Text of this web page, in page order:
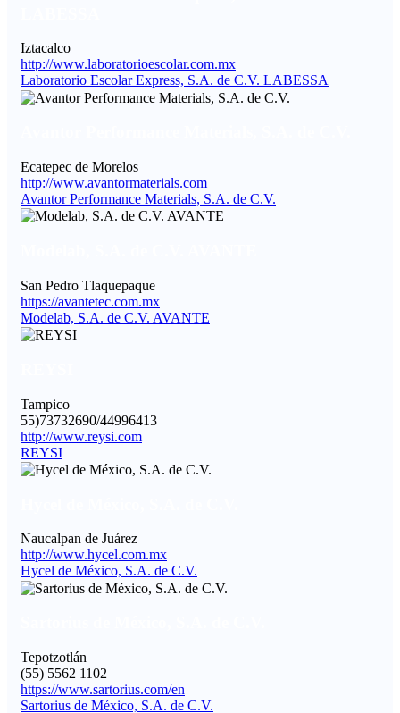
Iztacalco
http://www.laboratorioescolar.com.mx
Laboratorio Escolar Express, S.A. de C.V. LABESSA
Ecatepec de Morelos
http://www.avantormaterials.com
Avantor Performance Materials, S.A. de C.V.
San Pedro Tlaquepaque
https://avantetec.com.mx
Modelab, S.A. de C.V. AVANTE
Tampico
55)73732690/44996413
http://www.reysi.com
REYSI
Naucalpan de Juárez
http://www.hycel.com.mx
Hycel de México, S.A. de C.V.
Tepotzotlán
(55) 5562 1102
https://www.sartorius.com/en
Sartorius de México, S.A. de C.V.